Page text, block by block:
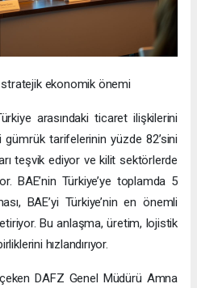
stratejik ekonomik önemi
arasındaki ticaret ilişkilerini
tarifelerinin yüzde 82’sini
teşvik ediyor ve kilit sektörlerde
BAE’nin Türkiye’ye toplamda 5
BAE’yi Türkiye’nin en önemli
Bu anlaşma, üretim, lojistik
hızlandırıyor.
DAFZ Genel Müdürü Amna